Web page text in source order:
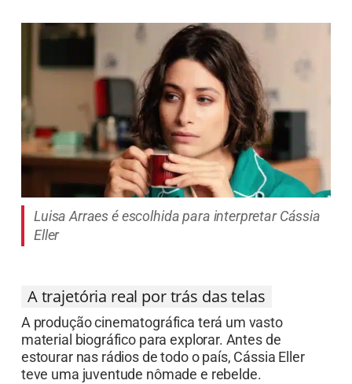
Luisa Arraes é escolhida para interpretar Cássia
Eller
A trajetória real por trás das telas
A produção cinematográfica terá um vasto
material biográfico para explorar. Antes de
estourar nas rádios de todo o país, Cássia Eller
teve uma juventude nômade e rebelde.